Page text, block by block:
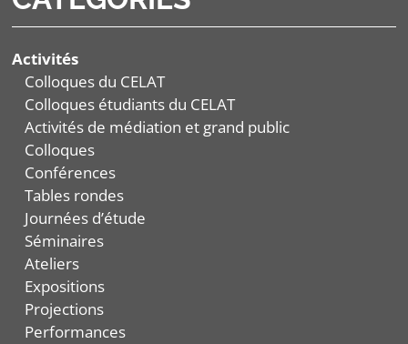
Activités
Colloques du CELAT
Colloques étudiants du CELAT
Activités de médiation et grand public
Colloques
Conférences
Tables rondes
Journées d’étude
Séminaires
Ateliers
Expositions
Projections
Performances